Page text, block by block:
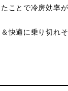
ことで冷房効率
快適に乗り切れそ